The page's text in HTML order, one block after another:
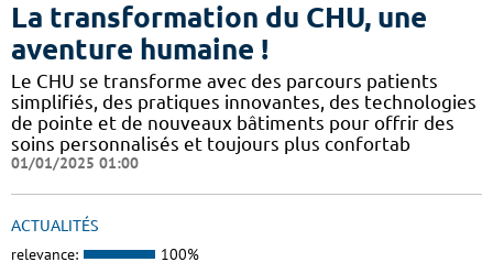
La transformation du CHU, une
aventure humaine !
Le CHU se transforme avec des parcours patients
simplifiés, des pratiques innovantes, des technologies
de pointe et de nouveaux bâtiments pour offrir des
soins personnalisés et toujours plus confortab
01/01/2025 01:00
ACTUALITÉS
relevance: 100%